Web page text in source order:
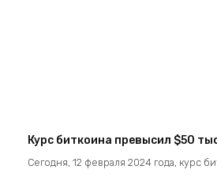
Курс биткоина превысил $50
Сегодня, 12 февраля 2024 года, курс